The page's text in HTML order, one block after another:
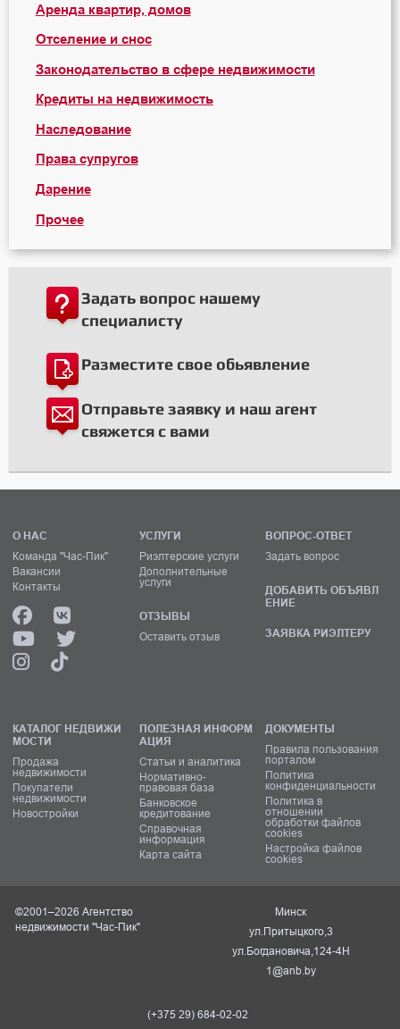
Аренда квартир, домов
Отселение и снос
Законодательство в сфере недвижимости
Кредиты на недвижимость
Наследование
Права супругов
Дарение
Прочее
Задать вопрос нашему
специалисту
Разместите свое обьявление
Отправьте заявку и наш агент
свяжется с вами
О НАС
Команда "Час-Пик"
Вакансии
Контакты
УСЛУГИ
Риэлтерские услуги
Дополнительные
услуги
ОТЗЫВЫ
Оставить отзыв
ВОПРОС-ОТВЕТ
Задать вопрос
ДОБАВИТЬ ОБЪЯВЛ
ЕНИЕ
ЗАЯВКА РИЭЛТЕРУ
КАТАЛОГ НЕДВИЖИ
МОСТИ
Продажа
недвижимости
Покупатели
недвижимости
Новостройки
ПОЛЕЗНАЯ ИНФОРМ
АЦИЯ
Статьи и аналитика
Нормативно-
правовая база
Банковское
кредитование
Справочная
информация
Карта сайта
ДОКУМЕНТЫ
Правила пользования
порталом
Политика
конфиденциальности
Политика в
отношении
обработки файлов
cookies
Настройка файлов
cookies
©2001–2026 Агентство
недвижимости "Час-Пик"
Минск
ул.Притыцкого,3
ул.Богдановича,124-4Н
1@anb.by
(+375 29) 684-02-02